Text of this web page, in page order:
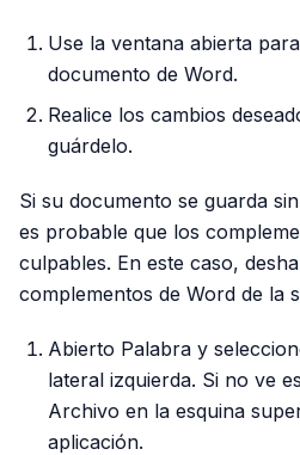
Use la ventana abierta
documento de Word.
Realice los cambios
guárdelo.
Si su documento se guarda
es probable que los
culpables. En este caso,
complementos de Word de la
Abierto Palabra y
lateral izquierda. Si no ve
Archivo en la esquina
aplicación.